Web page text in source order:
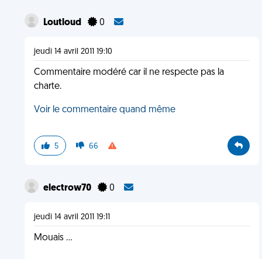
Loutloud 0
jeudi 14 avril 2011 19:10
Commentaire modéré car il ne respecte pas la
charte.
Voir le commentaire quand même
5 66
electrow70 0
jeudi 14 avril 2011 19:11
Mouais ...